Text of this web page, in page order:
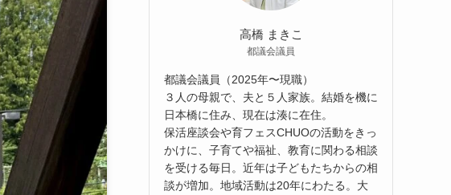
高橋 まきこ
都議会議員
都議会議員（2025年〜現職）
３人の母親で、夫と５人家族。結婚を機に
日本橋に住み、現在は湊に在住。
保活座談会や育フェスCHUOの活動をきっ
かけに、子育てや福祉、教育に関わる相談
を受ける毎日。近年は子どもたちからの相
談が増加。地域活動は20年にわたる。大